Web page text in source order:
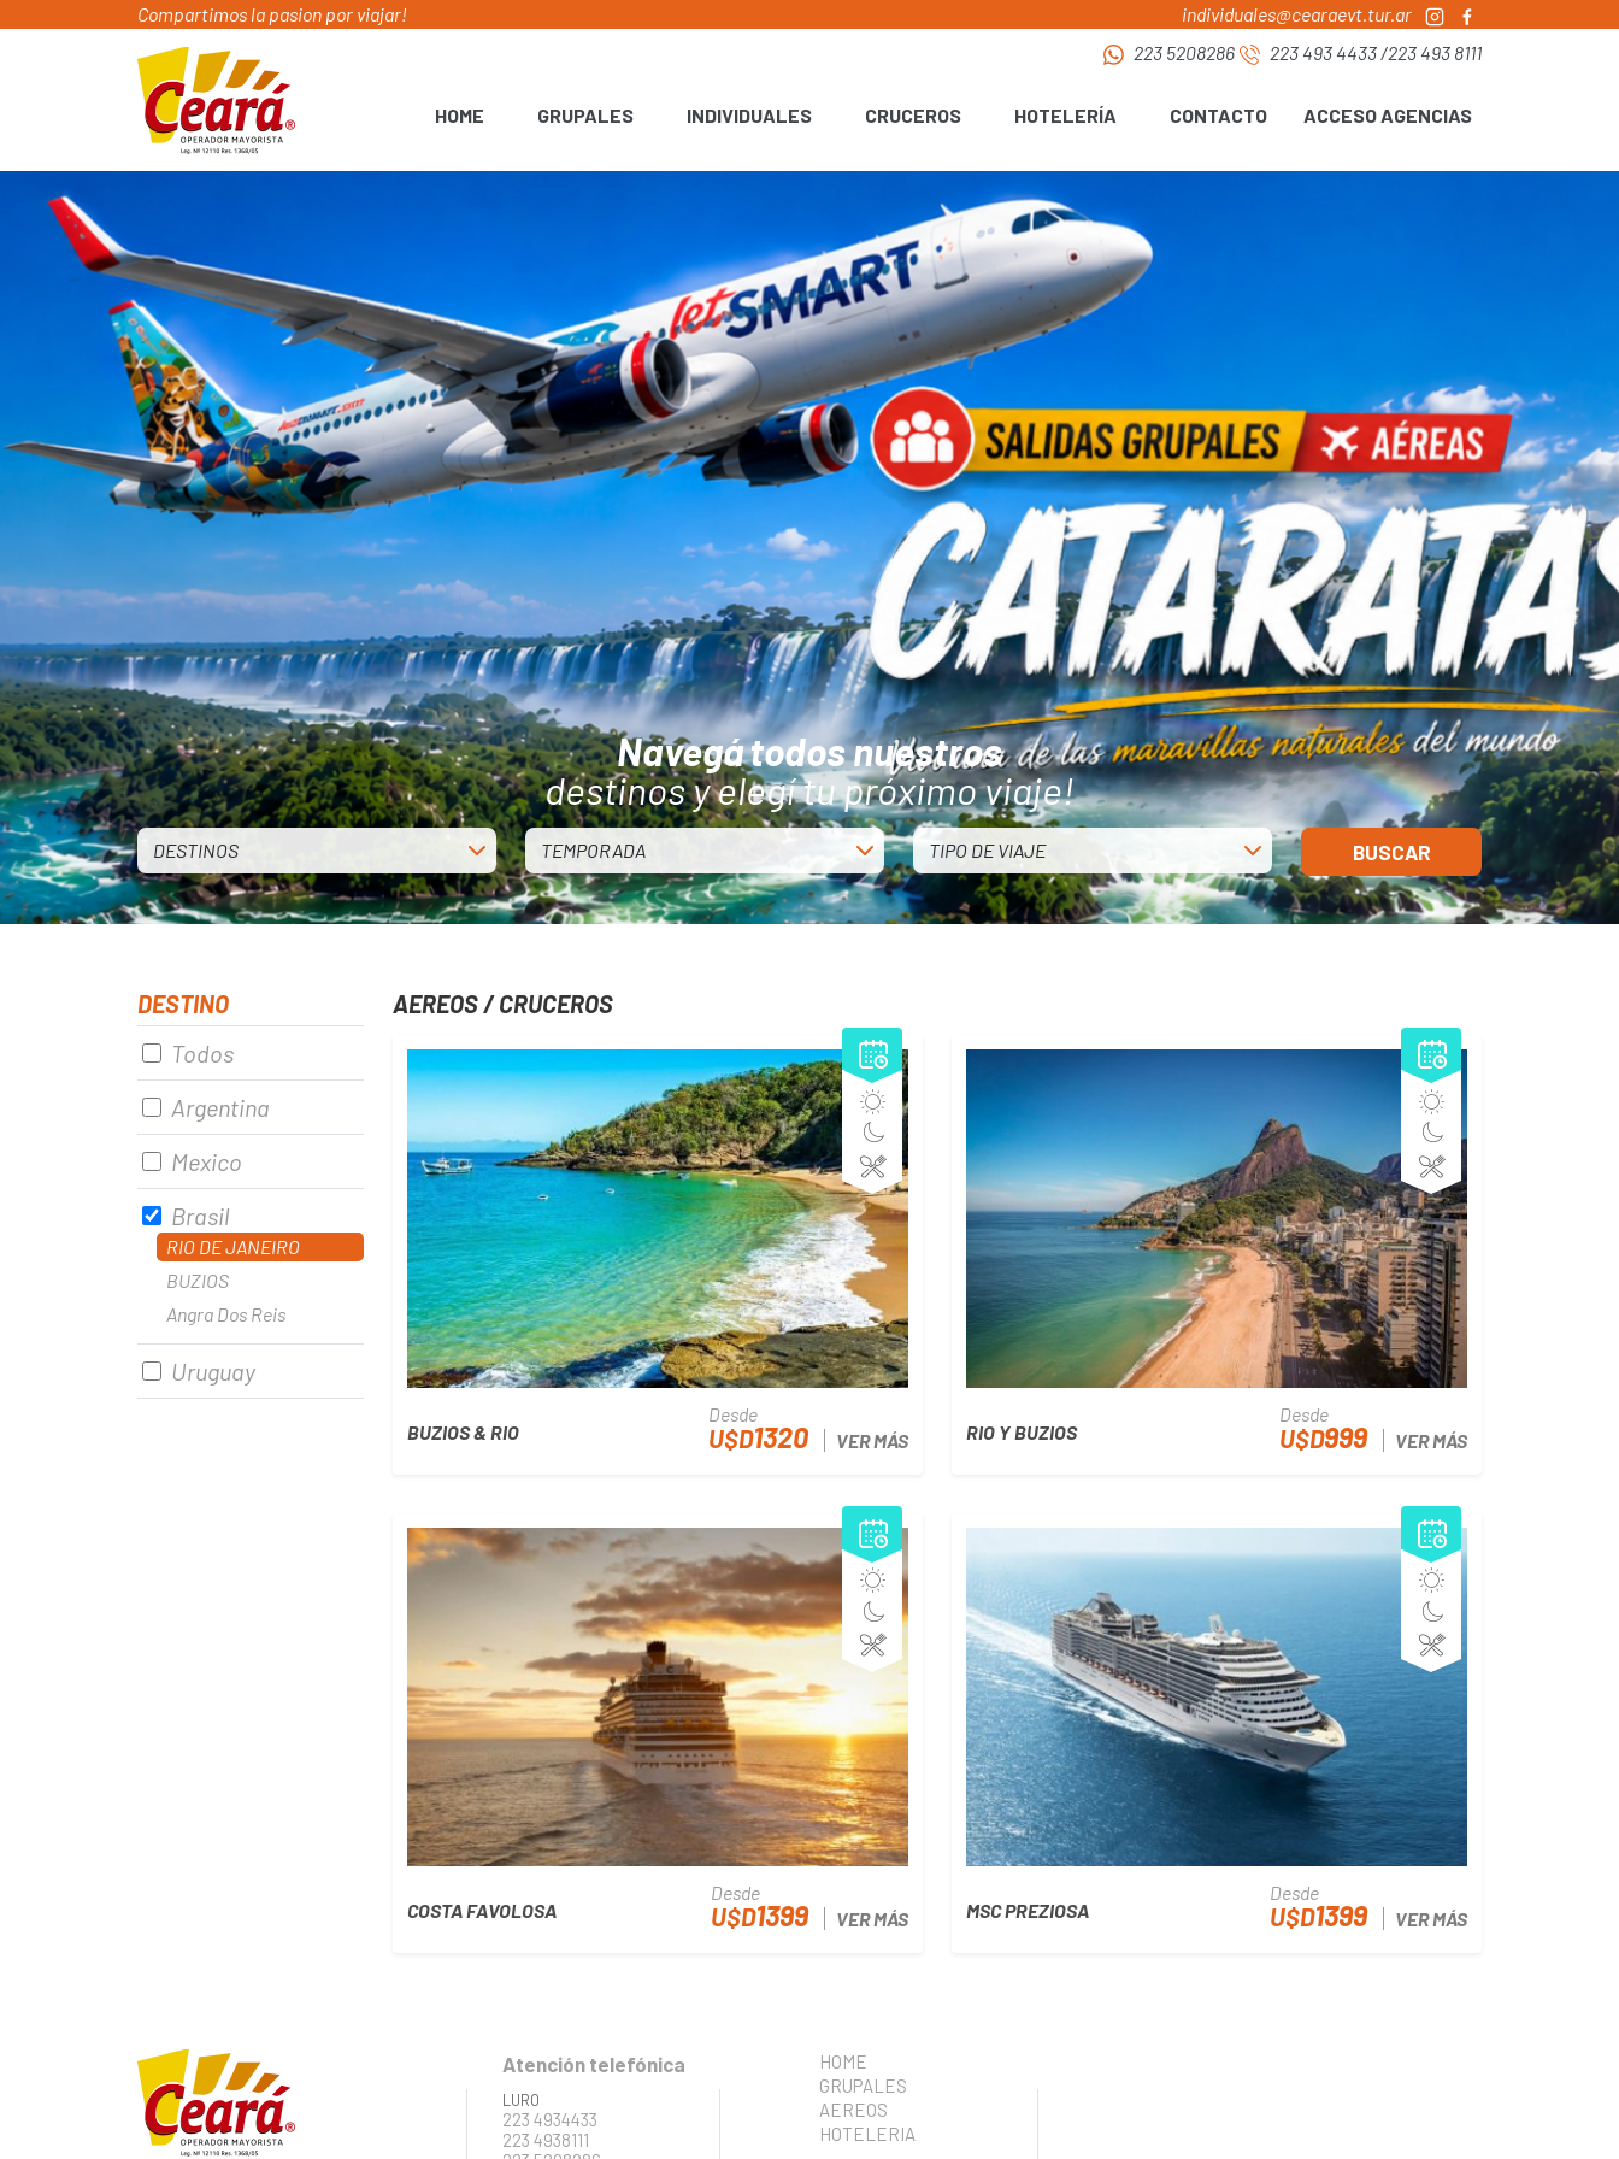
Compartimos la pasion por viajar!
individuales@cearaevt.tur.ar
223 5208286
223 493 4433/223 493 8111
HOME GRUPALES INDIVIDUALES CRUCEROS HOTELERÍA CONTACTO ACCESO AGENCIAS
Navegá todos nuestros
destinos y elegí tu próximo viaje!
DESTINOS TEMPORADA TIPO DE VIAJE BUSCAR
DESTINO
Todos
Argentina
Mexico
Brasil
RIO DE JANEIRO
BUZIOS
Angra Dos Reis
Uruguay
AEREOS / CRUCEROS
BUZIOS & RIO
Desde
U$D1320 VER MÁS RIO Y BUZIOS
Desde
U$D999 VER MÁS
COSTA FAVOLOSA
Desde
U$D1399 VER MÁS MSC PREZIOSA
Desde
U$D1399 VER MÁS
Atención telefónica
LURO
223 4934433
223 4938111
HOME
GRUPALES
AEREOS
HOTELERIA